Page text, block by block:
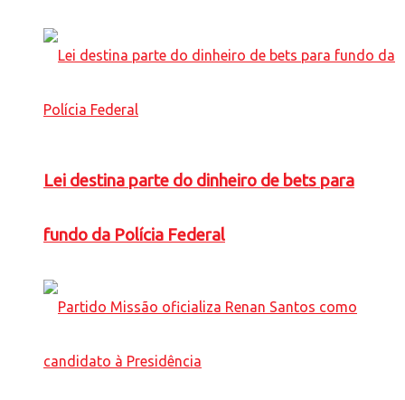
Lei destina parte do dinheiro de bets para
fundo da Polícia Federal